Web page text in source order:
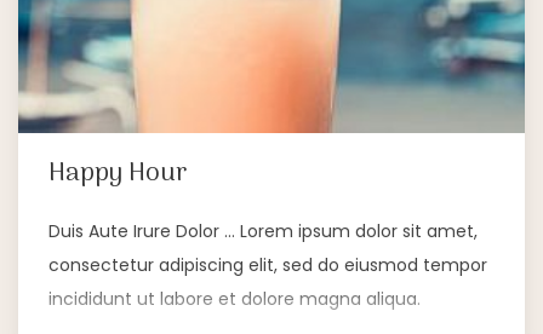
Happy Hour
Duis Aute Irure Dolor … Lorem ipsum dolor sit amet,
consectetur adipiscing elit, sed do eiusmod tempor
incididunt ut labore et dolore magna aliqua.